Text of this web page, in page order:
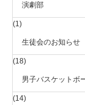
演劇部
(1)
生徒会のお知らせ
(18)
男子バスケットボ
(14)